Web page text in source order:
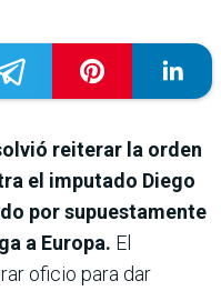
reiterar la orden
el imputado Diego
por supuestamente
a Europa. El
oficio para dar